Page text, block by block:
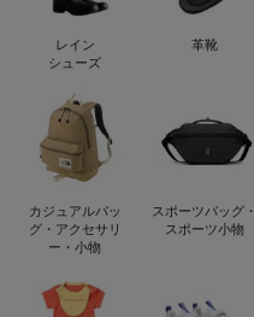
レイン
シューズ
革靴
カジュアルバッ
グ・アクセサリ
ー・小物
スポーツバッグ・
スポーツ小物